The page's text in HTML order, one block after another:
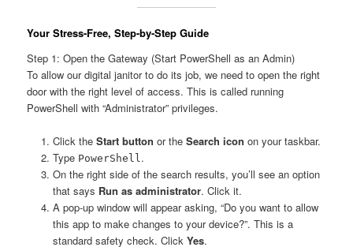
Your Stress-Free, Step-by-Step Guide
Step 1: Open the Gateway (Start PowerShell as an Admin)
To allow our digital janitor to do its job, we need to open the right
door with the right level of access. This is called running
PowerShell with “Administrator” privileges.
Click the Start button or the Search icon on your taskbar.
Type PowerShell .
On the right side of the search results, you’ll see an option
that says Run as administrator. Click it.
A pop-up window will appear asking, “Do you want to allow
this app to make changes to your device?”. This is a
standard safety check. Click Yes.